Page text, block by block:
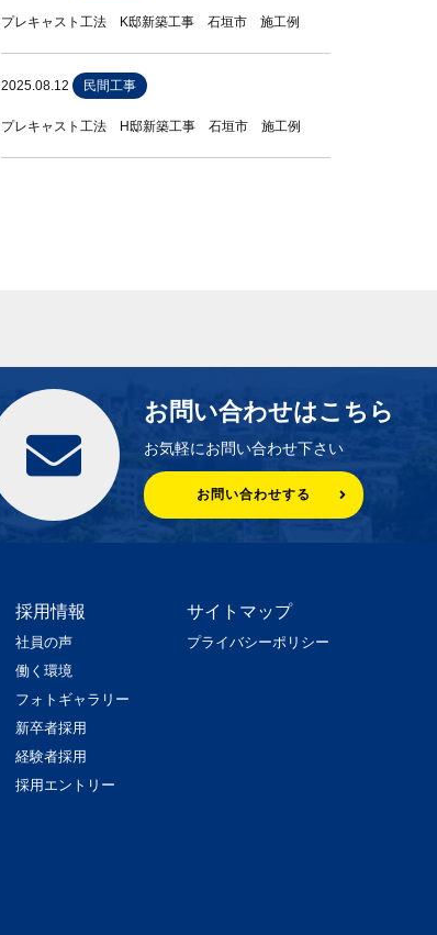
プレキャスト工法 K邸新築工事 石垣市 施工例
2025.08.12 民間工事
プレキャスト工法 H邸新築工事 石垣市 施工例
お問い合わせはこちら
お気軽にお問い合わせ下さい
お問い合わせする
採用情報
社員の声
働く環境
フォトギャラリー
新卒者採用
経験者採用
採用エントリー
サイトマップ
プライバシーポリシー